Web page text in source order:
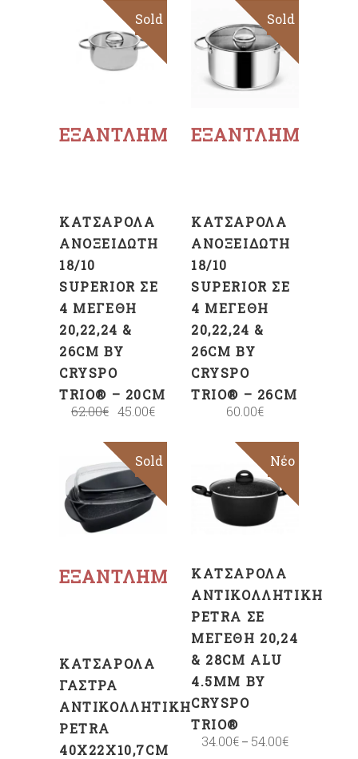
Sale
ΕΞΑΝΤΛΗΜΈΝΟ
Sold
ΚΑΤΣΑΡΌΛΑ
ΑΝΟΞΕΊΔΩΤΗ
18/10
SUPERIOR ΣΕ
4 ΜΕΓΈΘΗ
20,22,24 &
26CM BY
CRYSPO
TRIO® – 20CM
62.00€ 45.00€
ΕΞΑΝΤΛΗΜΈΝΟ
Sold
Διαβάστε
ΚΑΤΣΑΡΌΛΑ
ΑΝΟΞΕΊΔΩΤΗ
18/10
SUPERIOR ΣΕ
4 ΜΕΓΈΘΗ
20,22,24 &
26CM BY
CRYSPO
TRIO® – 26CM
60.00€
Sale
ΕΞΑΝΤΛΗΜΈΝΟ
Sold
Διαβάστε
ΚΑΤΣΑΡΌΛΑ
ΓΆΣΤΡΑ
ΑΝΤΙΚΟΛΛΗΤΙΚΉ
PETRA
40X22X10,7CM
Sale
Νέο
ΕΠΙΛΟΓΉ
ΚΑΤΣΑΡΌΛΑ
ΑΝΤΙΚΟΛΛΗΤΙΚΉ
PETRA ΣΕ
ΜΕΓΈΘΗ 20,24
& 28CM ALU
4.5MM BY
CRYSPO
TRIO®
34.00€ – 54.00€